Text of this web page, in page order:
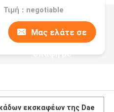
Τιμή：negotiable
Μας ελάτε σε
επαφή με
εκσκαφέων της Dae